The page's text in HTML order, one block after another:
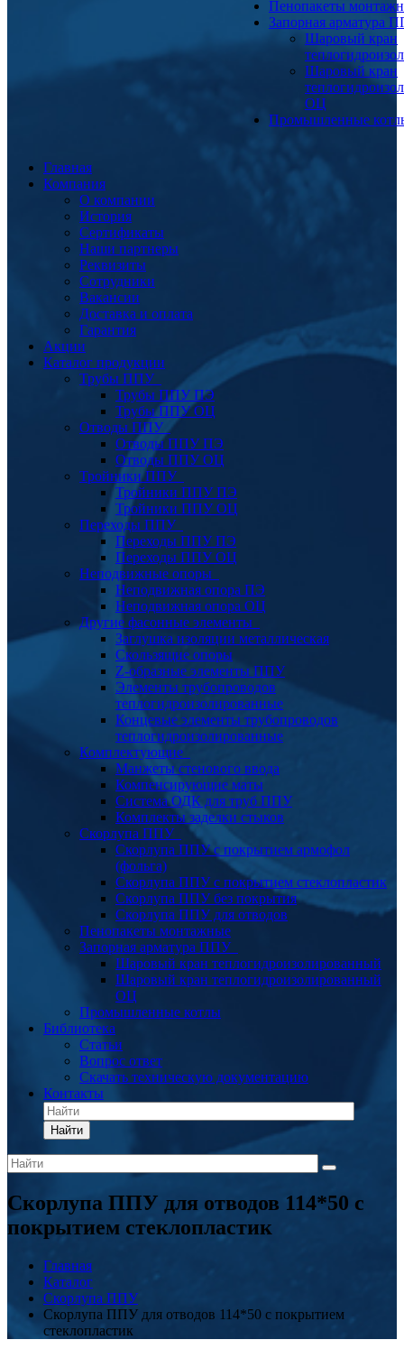
Пенопакеты
Запорная арматура
Шаровый кран
Шаровый кран
ОЦ
Промышленные
Главная
Компания
О компании
История
Сертификаты
Наши партнеры
Реквизиты
Сотрудники
Вакансии
Доставка и оплата
Гарантия
Акции
Каталог продукции
Трубы ППУ
Трубы ППУ ПЭ
Трубы ППУ ОЦ
Отводы ППУ
Отводы ППУ ПЭ
Отводы ППУ ОЦ
Тройники ППУ
Тройники ППУ ПЭ
Тройники ППУ ОЦ
Переходы ППУ
Переходы ППУ ПЭ
Переходы ППУ ОЦ
Неподвижные опоры
Неподвижная опора ПЭ
Неподвижная опора ОЦ
Другие фасонные элементы
Заглушка изоляции металлическая
Скользящие опоры
Z-образные элементы ППУ
Элементы трубопроводов
теплогидроизолированные
Концевые элементы трубопроводов
теплогидроизолированные
Комплектующие
Манжеты стенового ввода
Компенсирующие маты
Система ОДК для труб ППУ
Комплекты заделки стыков
Скорлупа ППУ
Скорлупа ППУ с покрытием армофол
(фольга)
Скорлупа ППУ с покрытием стеклопластик
Скорлупа ППУ без покрытия
Скорлупа ППУ для отводов
Пенопакеты монтажные
Запорная арматура ППУ
Шаровый кран теплогидроизолированный
Шаровый кран теплогидроизолированный
ОЦ
Промышленные котлы
Библиотека
Статьи
Вопрос ответ
Скачать техническую документацию
Контакты
Найти
Скорлупа ППУ для отводов 114*50 с
покрытием стеклопластик
Главная
Каталог
Скорлупа ППУ
Скорлупа ППУ для отводов 114*50 с покрытием
стеклопластик